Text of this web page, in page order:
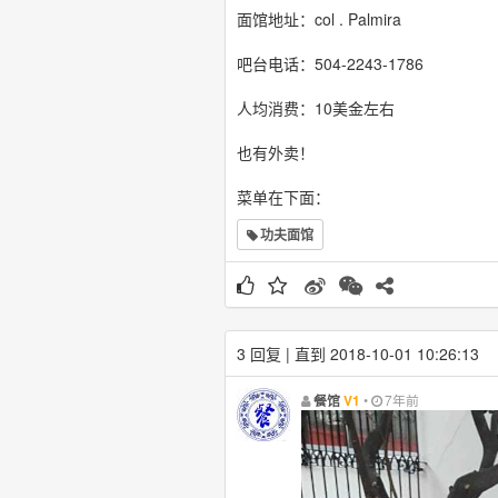
面馆地址：col . Palmira
吧台电话：504-2243-1786
人均消费：10美金左右
也有外卖！
菜单在下面：
功夫面馆
3 回复 | 直到 2018-10-01 10:26:13
餐馆V1 • 7年前